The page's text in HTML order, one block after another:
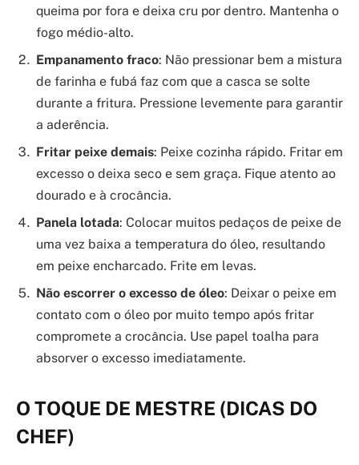
queima por fora e deixa cru por dentro. Mantenha o
fogo médio-alto.
Empanamento fraco: Não pressionar bem a mistura
de farinha e fubá faz com que a casca se solte
durante a fritura. Pressione levemente para garantir
a aderência.
Fritar peixe demais: Peixe cozinha rápido. Fritar em
excesso o deixa seco e sem graça. Fique atento ao
dourado e à crocância.
Panela lotada: Colocar muitos pedaços de peixe de
uma vez baixa a temperatura do óleo, resultando
em peixe encharcado. Frite em levas.
Não escorrer o excesso de óleo: Deixar o peixe em
contato com o óleo por muito tempo após fritar
compromete a crocância. Use papel toalha para
absorver o excesso imediatamente.
O TOQUE DE MESTRE (DICAS DO
CHEF)